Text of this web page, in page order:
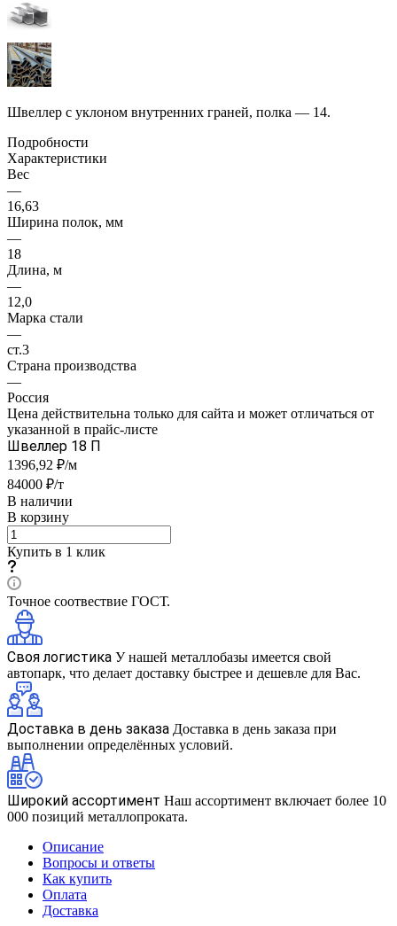
Швеллер с уклоном внутренних граней, полка — 14.
Подробности
Характеристики
Вес
—
16,63
Ширина полок, мм
—
18
Длина, м
—
12,0
Марка стали
—
ст.3
Страна производства
—
Россия
Цена действительна только для сайта и может отличаться от
указанной в прайс-листе
Швеллер 18 П
1396,92 ₽/м
84000 ₽/т
В наличии
В корзину
Купить в 1 клик
Точное соотвествие ГОСТ.
Своя логистика У нашей металлобазы имеется свой
автопарк, что делает доставку быстрее и дешевле для Вас.
Доставка в день заказа Доставка в день заказа при
выполнении определённых условий.
Широкий ассортимент Наш ассортимент включает более 10
000 позиций металлопроката.
Описание
Вопросы и ответы
Как купить
Оплата
Доставка